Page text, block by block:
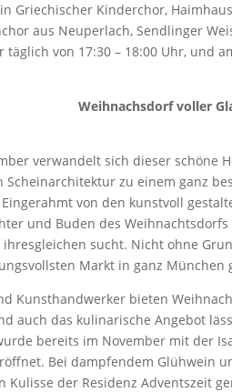
Griechischer Kinderchor,
aus Neuperlach, Sendlinger
von 17:30 – 18:00 Uhr, und
voller Glanz und
verwandelt sich dieser schöne
Scheinarchitektur zu einem ganz
von den kunstvoll
und Buden des
sucht. Nicht ohne
Markt in ganz München
Kunsthandwerker bieten
auch das kulinarische Angebot
bereits im November mit der
Bei dampfendem Glühwein
Kulisse der Residenz Adventszeit